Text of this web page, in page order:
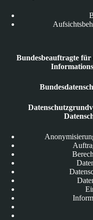
Bundesbeauftragte